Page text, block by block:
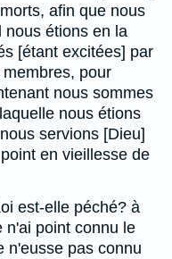
afin que nous
nous étions en la
[étant excitées] par
pour
nous sommes
nous étions
servions [Dieu]
en vieillesse de
est-elle péché? à
n'ai point connu le
n'eusse pas connu